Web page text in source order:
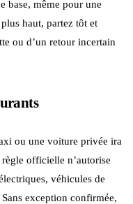
base, même pour une
haut, partez tôt et
ou d’un retour incertain
ou une voiture privée ira
officielle n’autorise
véhicules de
exception confirmée,